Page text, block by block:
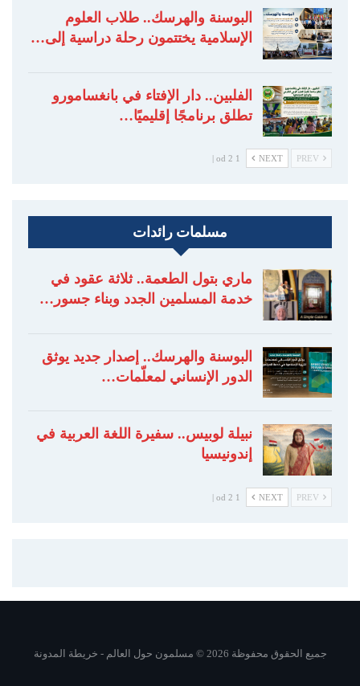
البوسنة والهرسك.. طلاب العلوم
الإسلامية يختتمون رحلة دراسية إلى…
الفلبين.. دار الإفتاء في بانغسامورو
تطلق برنامجًا إقليميًا…
NEXT
1 od 2 |
مسلمات رائدات
ماري بتول الطعمة.. ثلاثة عقود في
خدمة المسلمين الجدد وبناء جسور…
البوسنة والهرسك.. إصدار جديد يوثق
الدور الإنساني لمعلّمات…
نبيلة لوبيس.. سفيرة اللغة العربية في
إندونيسيا
NEXT
1 od 2 |
جميع الحقوق محفوظة 2026 © مسلمون حول العالم - خريطة المدونة